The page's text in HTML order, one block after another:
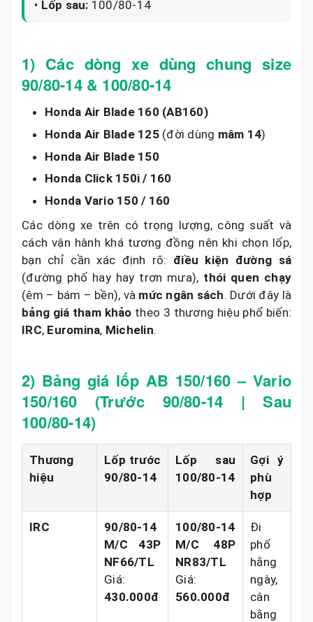
• Lốp sau: 100/80-14
1) Các dòng xe dùng chung size
90/80-14 & 100/80-14
Honda Air Blade 160 (AB160)
Honda Air Blade 125(đời dùng mâm 14)
Honda Air Blade 150
Honda Click 150i / 160
Honda Vario 150 / 160
Các dòng xe trên có trọng lượng, công suất và
cách vận hành khá tương đồng nên khi chọn lốp,
bạn chỉ cần xác định rõ: điều kiện đường sá
(đường phố hay hay trơn mưa), thói quen chạy
(êm – bám – bền), và mức ngân sách. Dưới đây là
bảng giá tham khảo theo 3 thương hiệu phổ biến:
IRC, Euromina, Michelin.
2) Bảng giá lốp AB 150/160 – Vario
150/160 (Trước 90/80-14 | Sau
100/80-14)
Thương
hiệu
Lốp trước
90/80-14
Lốp sau
100/80-14
Gợi ý
phù
hợp
IRC
90/80-14
M/C 43P
NF66/TL
Giá:
430.000đ
100/80-14
M/C 48P
NR83/TL
Giá:
560.000đ
Đi
phố
hằng
ngày,
cân
bằng